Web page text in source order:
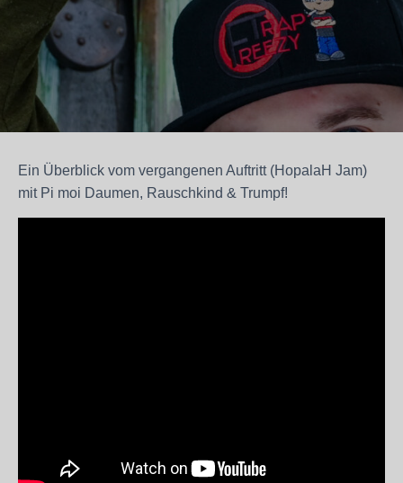
Ein Überblick vom vergangenen Auftritt (HopalaH Jam)
mit Pi moi Daumen, Rauschkind & Trumpf!